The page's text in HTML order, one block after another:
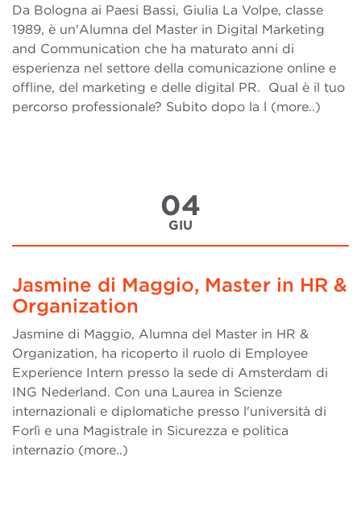
Da Bologna ai Paesi Bassi, Giulia La Volpe, classe
1989, è un'Alumna del Master in Digital Marketing
and Communication che ha maturato anni di
esperienza nel settore della comunicazione online e
offline, del marketing e delle digital PR. Qual è il tuo
percorso professionale? Subito dopo la l (more..)
04
GIU
Jasmine di Maggio, Master in HR &
Organization
Jasmine di Maggio, Alumna del Master in HR &
Organization, ha ricoperto il ruolo di Employee
Experience Intern presso la sede di Amsterdam di
ING Nederland. Con una Laurea in Scienze
internazionali e diplomatiche presso l'università di
Forlì e una Magistrale in Sicurezza e politica
internazio (more..)